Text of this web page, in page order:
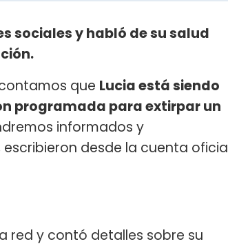
sociales y habló de su salud
que Lucia está siendo
programada para extirpar un
informados y
desde la cuenta
red y contó detalles sobre su